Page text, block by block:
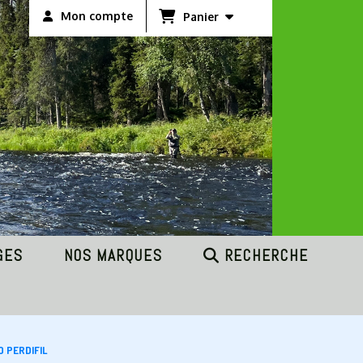
Mon compte Panier
NOS MARQUES
RECHERCHE
PERDIFIL